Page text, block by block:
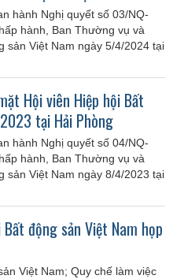
hành Nghị quyết số 03/NQ-
hành, Ban Thường vụ và
sản Việt Nam ngày 5/4/2024 tại
Hội viên Hiệp hội Bất
tại Hải Phòng
hành Nghị quyết số 04/NQ-
hành, Ban Thường vụ và
sản Việt Nam ngày 8/4/2023 tại
động sản Việt Nam họp
Việt Nam; Quy chế làm việc